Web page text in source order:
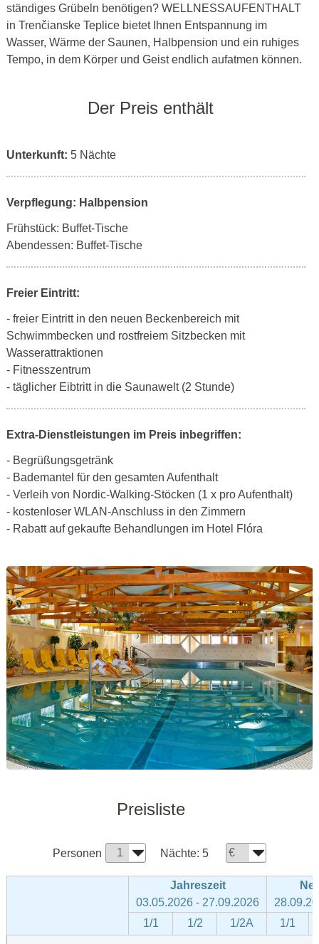
ständiges Grübeln benötigen? WELLNESSAUFENTHALT
in Trenčianske Teplice bietet Ihnen Entspannung im
Wasser, Wärme der Saunen, Halbpension und ein ruhiges
Tempo, in dem Körper und Geist endlich aufatmen können.
Der Preis enthält
Unterkunft: 5 Nächte
Verpflegung: Halbpension
Frühstück: Buffet-Tische
Abendessen: Buffet-Tische
Freier Eintritt:
- freier Eintritt in den neuen Beckenbereich mit
Schwimmbecken und rostfreiem Sitzbecken mit
Wasserattraktionen
- Fitnesszentrum
- täglicher Eibtritt in die Saunawelt (2 Stunde)
Extra-Dienstleistungen im Preis inbegriffen:
- Begrüßungsgetränk
- Bademantel für den gesamten Aufenthalt
- Verleih von Nordic-Walking-Stöcken (1 x pro Aufenthalt)
- kostenloser WLAN-Anschluss in den Zimmern
- Rabatt auf gekaufte Behandlungen im Hotel Flóra
Preisliste
Personen Nächte: 5
Jahreszeit
03.05.2026 - 27.09.2026
1/1
1/2 1/2A 1/1